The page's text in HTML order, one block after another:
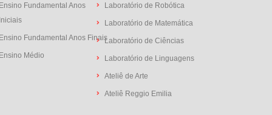
Fundamental Anos
Fundamental Anos Finais
Médio
Laboratório de Robótica
Laboratório de Matemática
Laboratório de Ciências
Laboratório de Linguagens
Ateliê de Arte
Ateliê Reggio Emilia